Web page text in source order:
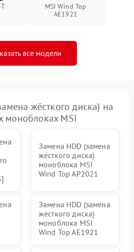
MSI Wind Top
AE1921
все модели
жёсткого диска) на
моноблоках MSI
Замена HDD (замена
жёсткого диска)
моноблока MSI
Wind Top AP2021
Замена HDD (замена
жёсткого диска)
моноблока MSI
Wind Top AE1921